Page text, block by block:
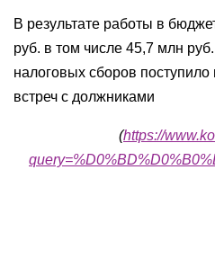
В результате работы в
руб. в том числе 45,7 млн
налоговых сборов
встреч с должниками
(https://